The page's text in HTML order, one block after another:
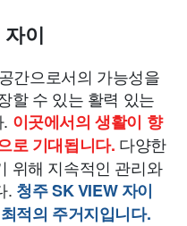
이
간으로서의 가능성을
할 수 있는 활력 있는
이곳에서의 생활이 향
로 기대됩니다. 다양한
위해 지속적인 관리와
. 청주 SK VIEW 자이
적의 주거지입니다.